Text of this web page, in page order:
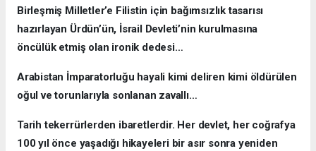
Birleşmiş Milletler’e Filistin için bağımsızlık tasarısı
hazırlayan Ürdün’ün, İsrail Devleti’nin kurulmasına
öncülük etmiş olan ironik dedesi…
Arabistan İmparatorluğu hayali kimi deliren kimi öldürülen
oğul ve torunlarıyla sonlanan zavallı…
Tarih tekerrürlerden ibaretlerdir. Her devlet, her coğrafya
100 yıl önce yaşadığı hikayeleri bir asır sonra yeniden